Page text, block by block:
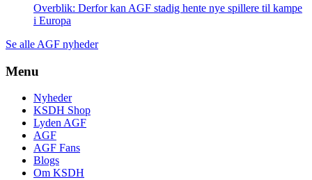
Overblik: Derfor kan AGF stadig hente nye spillere til kampe
i Europa
Se alle AGF nyheder
Menu
Nyheder
KSDH Shop
Lyden AGF
AGF
AGF Fans
Blogs
Om KSDH